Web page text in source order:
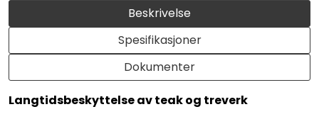
Beskrivelse
Spesifikasjoner
Dokumenter
Langtidsbeskyttelse av teak og treverk